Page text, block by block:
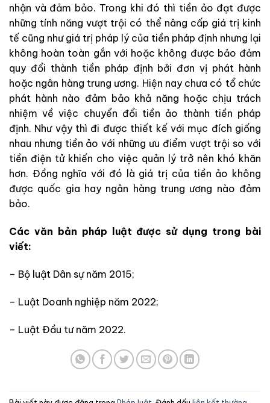
nhận và đảm bảo. Trong khi đó thì tiền ảo đạt được
những tính năng vượt trội có thể nâng cấp giá trị kinh
tế cũng như giá trị pháp lý của tiền pháp định nhưng lại
không hoàn toàn gắn với hoặc không được bảo đảm
quy đổi thành tiền pháp định bởi đơn vị phát hành
hoặc ngân hàng trung ương. Hiện nay chưa có tổ chức
phát hành nào đảm bảo khả năng hoặc chịu trách
nhiệm về việc chuyển đổi tiền ảo thành tiền pháp
định. Như vậy thì đi được thiết kế với mục đích giống
nhau nhưng tiền ảo với những ưu điểm vượt trội so với
tiền điện tử khiến cho việc quản lý trở nên khó khăn
hơn. Đồng nghĩa với đó là giá trị của tiền ảo không
được quốc gia hay ngân hàng trung ương nào đảm
bảo.
Các văn bản pháp luật được sử dụng trong bài
viết:
– Bộ luật Dân sự năm 2015;
– Luật Doanh nghiệp năm 2022;
– Luật Đầu tư năm 2022.